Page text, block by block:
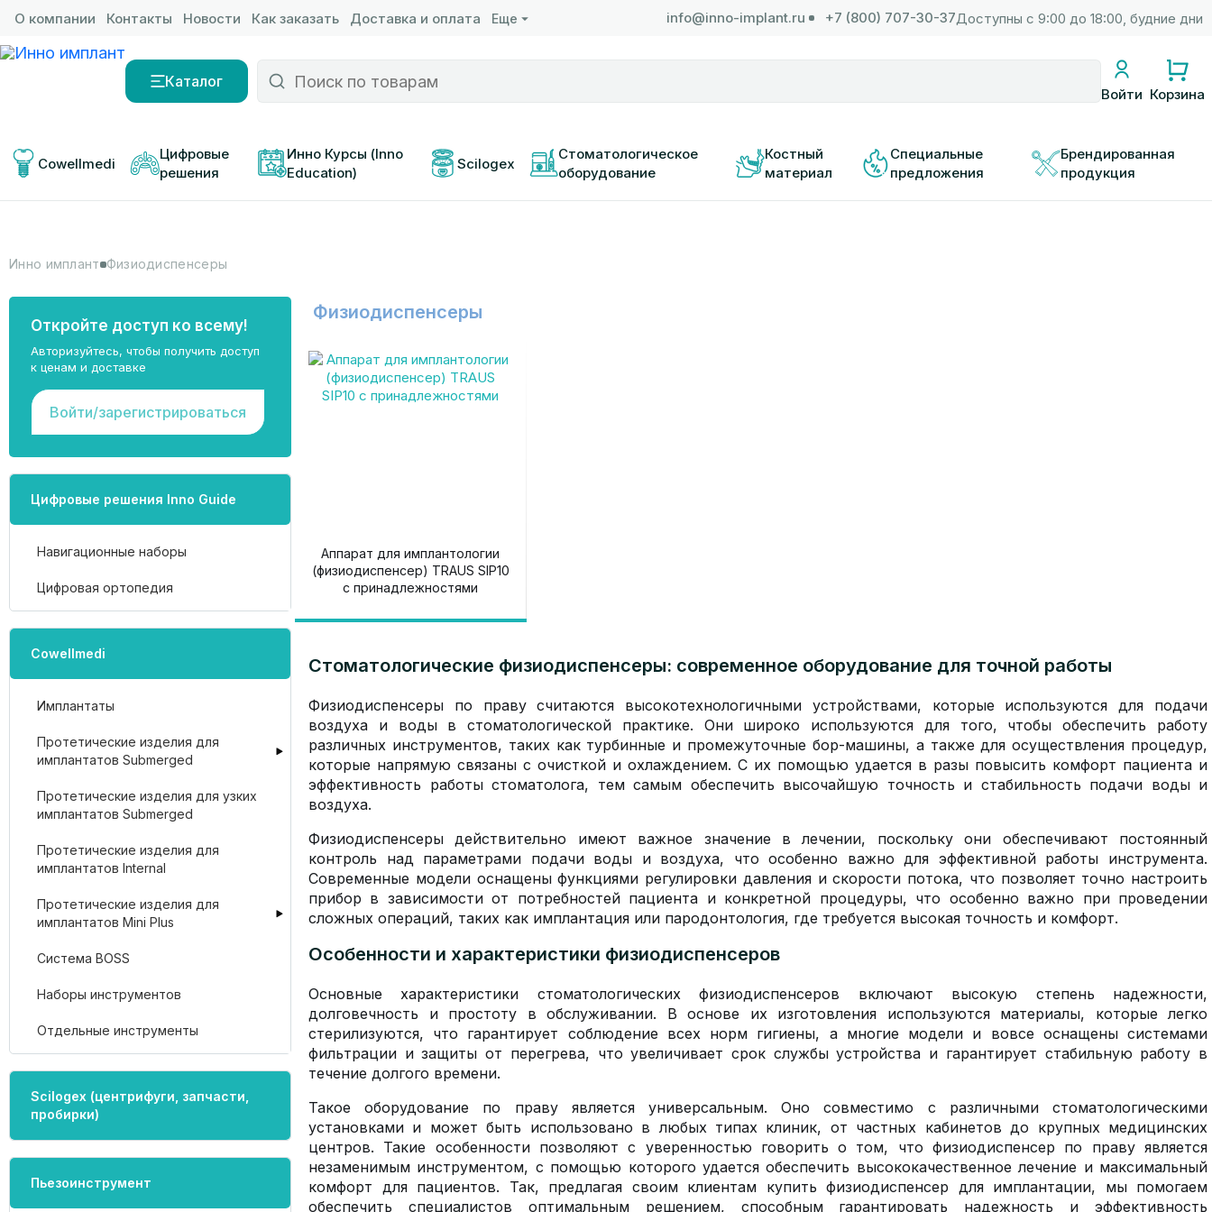
О компании Контакты Новости Как заказать Доставка и оплата Еще info@inno-implant.ru +7 (800) 707-30-37Доступны с 9:00 до 18:00, будние дни
Каталог
Войти Корзина
Cowellmedi
Цифровые
решения
Инно Курсы (Inno
Education)
Scilogex
Стоматологическое
оборудование
Костный
материал
Специальные
предложения
Брендированная
продукция
Инно имплант Физиодиспенсеры
Откройте доступ ко всему!
Авторизуйтесь, чтобы получить доступ
к ценам и доставке
Войти/зарегистрироваться
Цифровые решения Inno Guide
Навигационные наборы
Цифровая ортопедия
Cowellmedi
Имплантаты
Протетические изделия для
имплантатов Submerged
Протетические изделия для узких
имплантатов Submerged
Протетические изделия для
имплантатов Internal
Протетические изделия для
имплантатов Mini Plus
Система BOSS
Наборы инструментов
Отдельные инструменты
Scilogex (центрифуги, запчасти,
пробирки)
Пьезоинструмент
Физиодиспенсеры
Аппарат для имплантологии
(физиодиспенсер) TRAUS SIP10
с принадлежностями
Стоматологические физиодиспенсеры: современное оборудование для точной работы
Физиодиспенсеры по праву считаются высокотехнологичными устройствами, которые используются для подачи
воздуха и воды в стоматологической практике. Они широко используются для того, чтобы обеспечить работу
различных инструментов, таких как турбинные и промежуточные бор-машины, а также для осуществления процедур,
которые напрямую связаны с очисткой и охлаждением. С их помощью удается в разы повысить комфорт пациента и
эффективность работы стоматолога, тем самым обеспечить высочайшую точность и стабильность подачи воды и
воздуха.
Физиодиспенсеры действительно имеют важное значение в лечении, поскольку они обеспечивают постоянный
контроль над параметрами подачи воды и воздуха, что особенно важно для эффективной работы инструмента.
Современные модели оснащены функциями регулировки давления и скорости потока, что позволяет точно настроить
прибор в зависимости от потребностей пациента и конкретной процедуры, что особенно важно при проведении
сложных операций, таких как имплантация или пародонтология, где требуется высокая точность и комфорт.
Особенности и характеристики физиодиспенсеров
Основные характеристики стоматологических физиодиспенсеров включают высокую степень надежности,
долговечность и простоту в обслуживании. В основе их изготовления используются материалы, которые легко
стерилизуются, что гарантирует соблюдение всех норм гигиены, а многие модели и вовсе оснащены системами
фильтрации и защиты от перегрева, что увеличивает срок службы устройства и гарантирует стабильную работу в
течение долгого времени.
Такое оборудование по праву является универсальным. Оно совместимо с различными стоматологическими
установками и может быть использовано в любых типах клиник, от частных кабинетов до крупных медицинских
центров. Такие особенности позволяют с уверенностью говорить о том, что физиодиспенсер по праву является
незаменимым инструментом, с помощью которого удается обеспечить высококачественное лечение и максимальный
комфорт для пациентов. Так, предлагая своим клиентам купить физиодиспенсер для имплантации, мы помогаем
обеспечить специалистов оптимальным решением, способным гарантировать надежность и эффективность